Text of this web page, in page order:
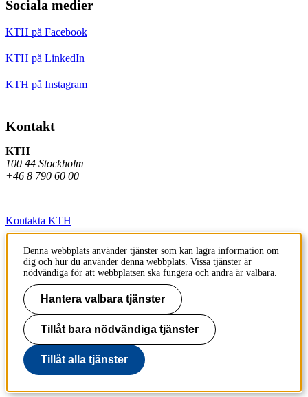
Sociala medier
KTH på Facebook
KTH på LinkedIn
KTH på Instagram
Kontakt
KTH
100 44 Stockholm
+46 8 790 60 00
Kontakta KTH
Jobba på KTH
Press och media
Faktura och betalning KTH
Om KTH:s webbplatser
Tillgänglighetsredogörelse
Denna webbplats använder tjänster som kan lagra information om
dig och hur du använder denna webbplats. Vissa tjänster är
nödvändiga för att webbplatsen ska fungera och andra är valbara.
Hantera valbara tjänster
Tillåt bara nödvändiga tjänster
Tillåt alla tjänster